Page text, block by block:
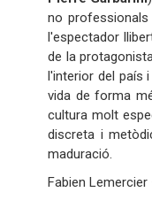
no professionals
l'espectador
de la
l'interior del país
vida de forma
cultura molt
discreta i
maduració.
Fabien